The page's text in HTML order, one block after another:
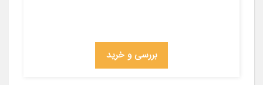
بررسی و خرید